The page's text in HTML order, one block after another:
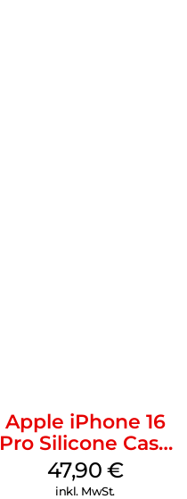
Apple iPhone 16
Pro Silicone Case
MagSafe Denim
47,90 €
inkl. MwSt.